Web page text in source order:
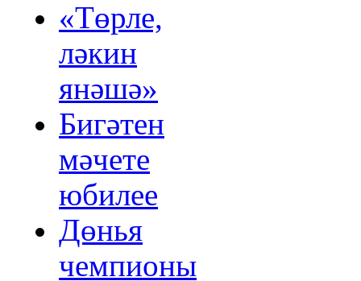
«Төрле,
ләкин
янәшә»
Бигәтен
мәчете
юбилее
Дөнья
чемпионы